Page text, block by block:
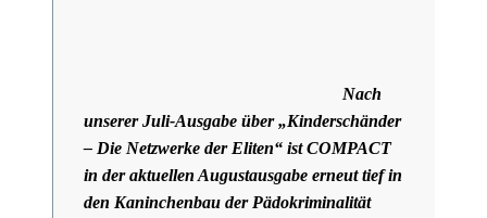
Nach
unserer Juli-Ausgabe über „Kinderschänder
– Die Netzwerke der Eliten“ ist COMPACT
in der aktuellen Augustausgabe erneut tief in
den Kaninchenbau der Pädokriminalität